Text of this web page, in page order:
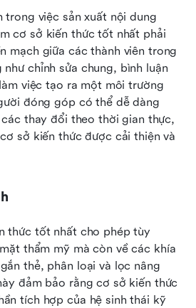
việc sản xuất nội dung
cơ sở kiến thức tốt nhất phải
mạch giữa các thành viên trong
chỉnh sửa chung, bình luận
việc tạo ra một môi trường
đóng góp có thể dễ dàng
thay đổi theo thời gian thực,
sở kiến thức được cải thiện và
thức tốt nhất cho phép tùy
thẩm mỹ mà còn về các khía
thẻ, phân loại và lọc nâng
đảm bảo rằng cơ sở kiến thức
tích hợp của hệ sinh thái kỹ